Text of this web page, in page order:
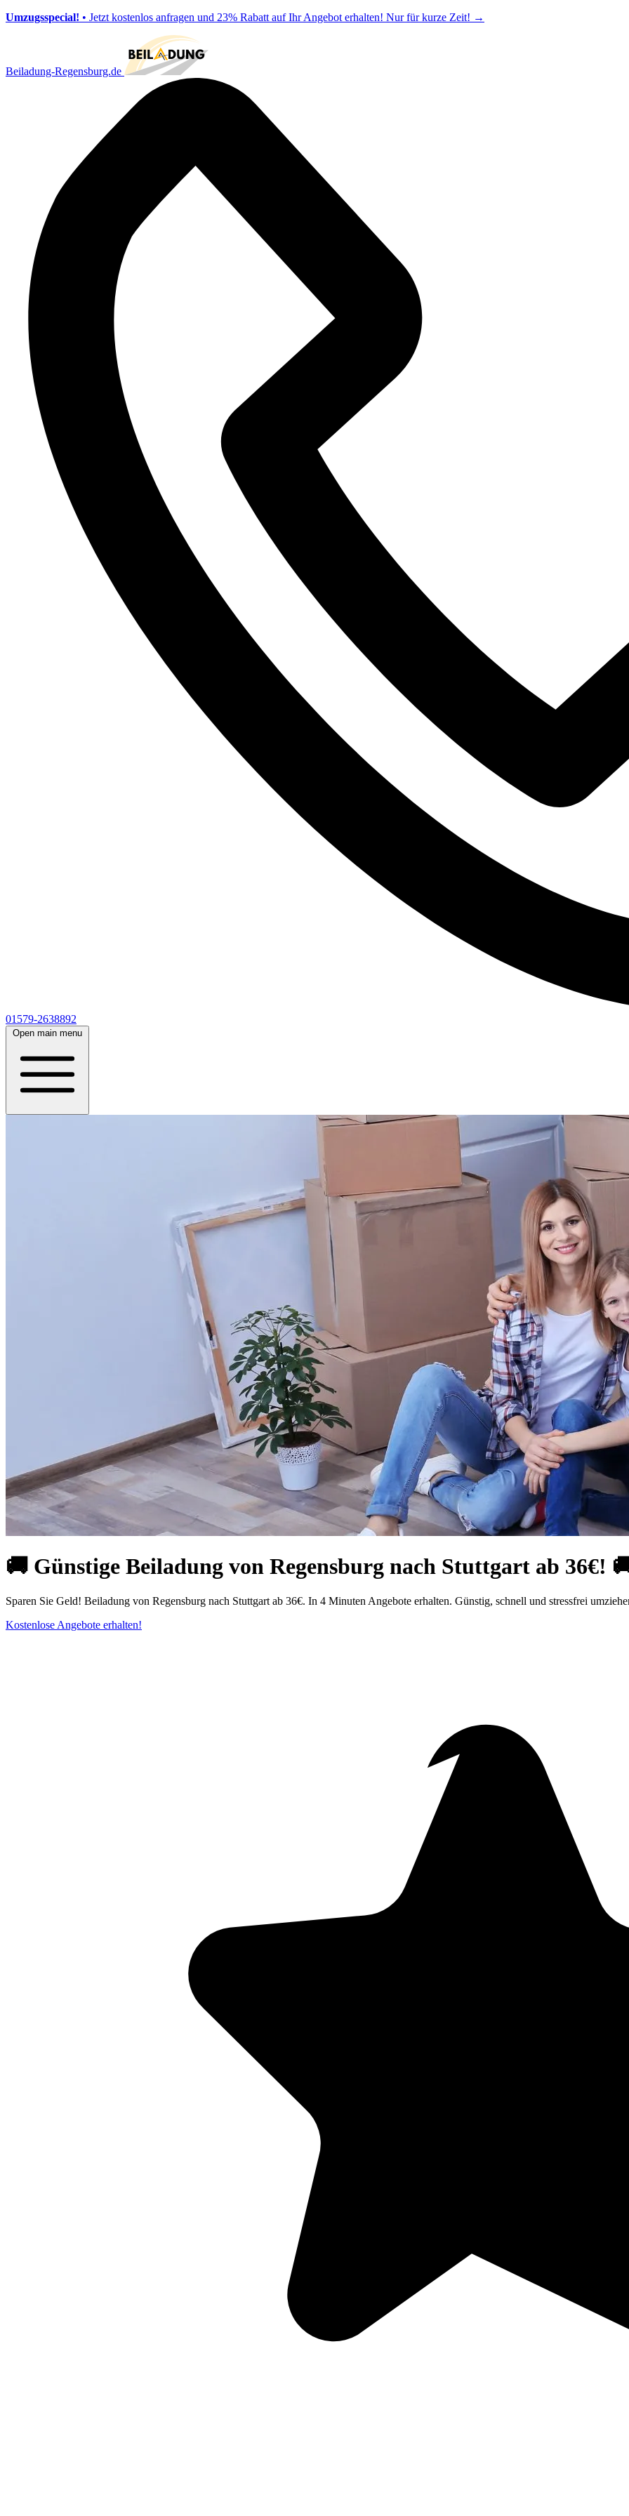
Umzugsspecial! • Jetzt kostenlos anfragen und 23% Rabatt auf Ihr Angebot erhalten! Nur für kurze Zeit! →
Beiladung-Regensburg.de
01579-2638892
Open main menu
🚚 Günstige Beiladung von Regensburg nach Stuttgart ab 36€!
Sparen Sie Geld! Beiladung von Regensburg nach Stuttgart ab 36€. In 4 Minuten Angebote erhalten. Günstig, schnell und stressfrei
Kostenlose Angebote erhalten!